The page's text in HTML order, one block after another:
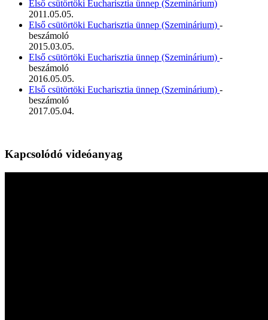
Első csütörtöki Eucharisztia ünnep (Szeminárium)
2011.05.05.
Első csütörtöki Eucharisztia ünnep (Szeminárium) -
beszámoló
2015.03.05.
Első csütörtöki Eucharisztia ünnep (Szeminárium) -
beszámoló
2016.05.05.
Első csütörtöki Eucharisztia ünnep (Szeminárium) -
beszámoló
2017.05.04.
Kapcsolódó videóanyag